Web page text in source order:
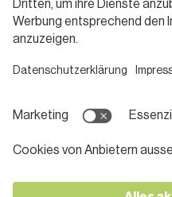
Informieren
Teilnahmebedingungen
Pressemitteilungen
Karriere bei SPAR
Kontakt